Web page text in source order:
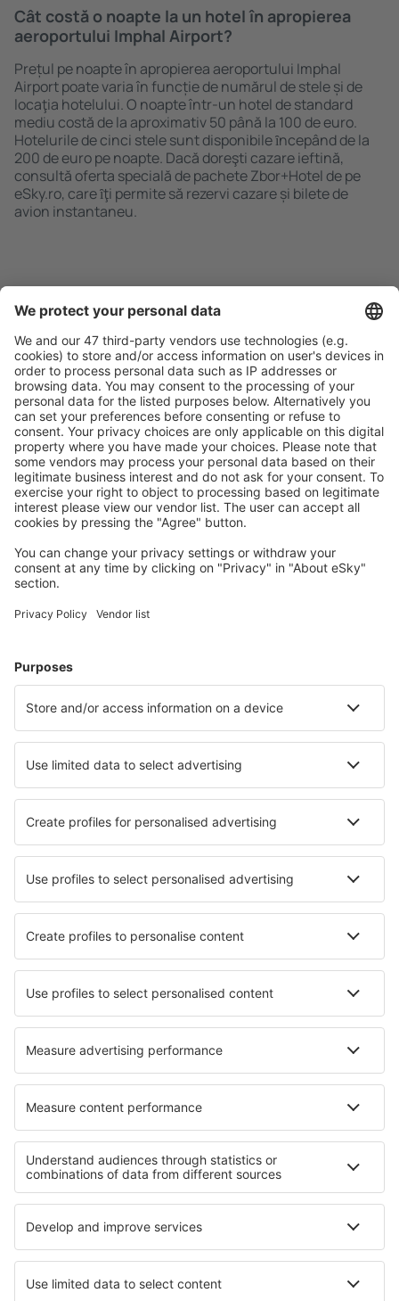
Cât costă o noapte la un hotel în apropierea
aeroportului Imphal Airport?
Prețul pe noapte în apropierea aeroportului Imphal
Airport poate varia în funcție de numărul de stele și de
locaţia hotelului. O noapte într-un hotel de standard
mediu costă de la aproximativ 50 până la 100 de euro.
Hotelurile de cinci stele sunt disponibile ȋncepând de la
200 de euro pe noapte. Dacă doreşti cazare ieftină,
consultă oferta specială de pachete Zbor+Hotel de pe
eSky.ro, care ȋţi permite să rezervi cazare și bilete de
avion instantaneu.
Caută rapid şi uşor
Ofertă adaptată aşteptărilor tale.
Planifică ȋn siguranţă
Rezervare fără griji cu opțiune gratuită de anulare.
Economiseşte mai mult
Prețuri atractive și oferte speciale pentru utilizatorii
conectați.
Alege din peste 1,3 mil. de opţiuni: hoteluri, cabane,
apartamente și altele.
Hoteluri în India - Orașe populare
Hoteluri în Varanasi Hoteluri în New Delhi
Hoteluri în Jaipur Hoteluri în Mumbai
Hoteluri în Hyderabad Hoteluri în Gandhinagar
Hoteluri în Kalimpong Hoteluri în Kanatal
Cele mai bune hoteluri - orașe
Hoteluri în Nimes Hoteluri în Ravenstonedale
Hoteluri în Saint-Cloud Hoteluri în Pieve Torina
Hoteluri în Chester Hoteluri în Casaleone
Cele mai bune hoteluri - regiuni
Hoteluri in Goa Hoteluri in Goa Hoteluri în Valmeinier
Hoteluri in Austria Superioar
Hoteluri in Parcul Național Poleski Hoteluri in Agistiri